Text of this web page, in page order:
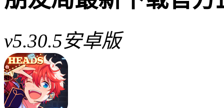
v5.30.5安卓版